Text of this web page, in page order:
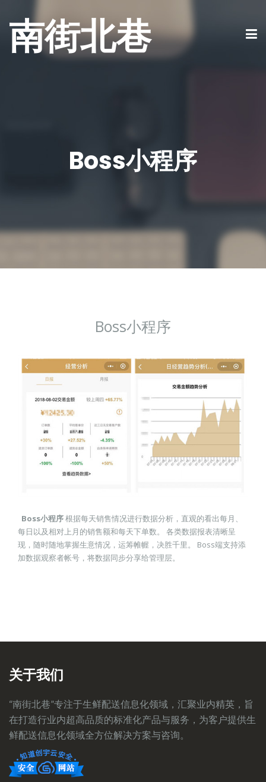
南街北巷
Boss小程序
Boss小程序
Boss小程序根据每天销售情况进行数据分析，直观的看出每月、
每日以及相对上月的销售额和每天下单数。 各类数据报表清晰呈
现，随时随地掌握生意情况，运筹帷幄，决胜千里。 Boss端支持添
加数据观察者帐号，将数据同步分享给管理层。
关于我们
“南街北巷”专注于生鲜配送信息化领域，汇聚业内精英，旨
在打造行业内超高品质的标准化产品与服务，为客户提供生
鲜配送信息化领域全方位解决方案与咨询。